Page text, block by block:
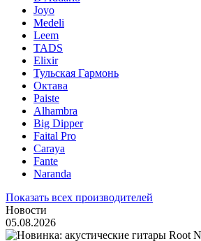
Joyo
Medeli
Leem
TADS
Elixir
Тульская Гармонь
Октава
Paiste
Alhambra
Big Dipper
Faital Pro
Caraya
Fante
Naranda
Показать всех производителей
Новости
05.08.2026